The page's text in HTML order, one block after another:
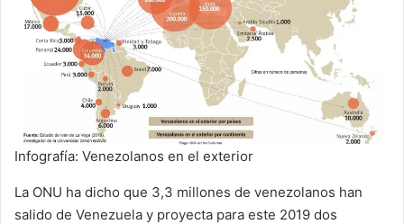
Infografía: Venezolanos en el exterior
La ONU ha dicho que 3,3 millones de venezolanos han
salido de Venezuela y proyecta para este 2019 dos